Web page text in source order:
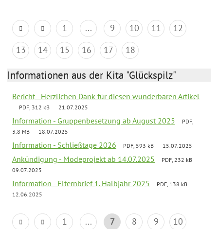
1 ... 9 10 11
12
13
14 15 16 17 18
Informationen aus der Kita "Glückspilz"
Bericht - Herzlichen Dank für diesen wunderbaren Artikel
PDF, 312 kB 21.07.2025
Information - Gruppenbesetzung ab August 2025
PDF,
3.8 MB
18.07.2025
Information - Schließtage 2026 PDF, 593 kB 15.07.2025
Ankündigung - Modeprojekt ab 14.07.2025
PDF, 232 kB
09.07.2025
Information - Elternbrief 1. Halbjahr 2025
PDF, 138 kB
12.06.2025
1 ... 7 8 9
10